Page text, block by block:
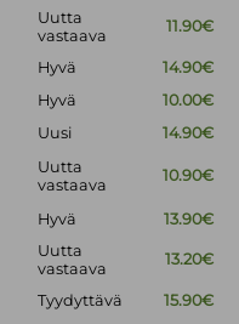
Uutta
vastaava
11.90€
Hyvä
14.90€
Hyvä
10.00€
Uusi
14.90€
Uutta
vastaava
10.90€
Hyvä 13.90€
Uutta
vastaava
13.20€
Tyydyttävä
15.90€